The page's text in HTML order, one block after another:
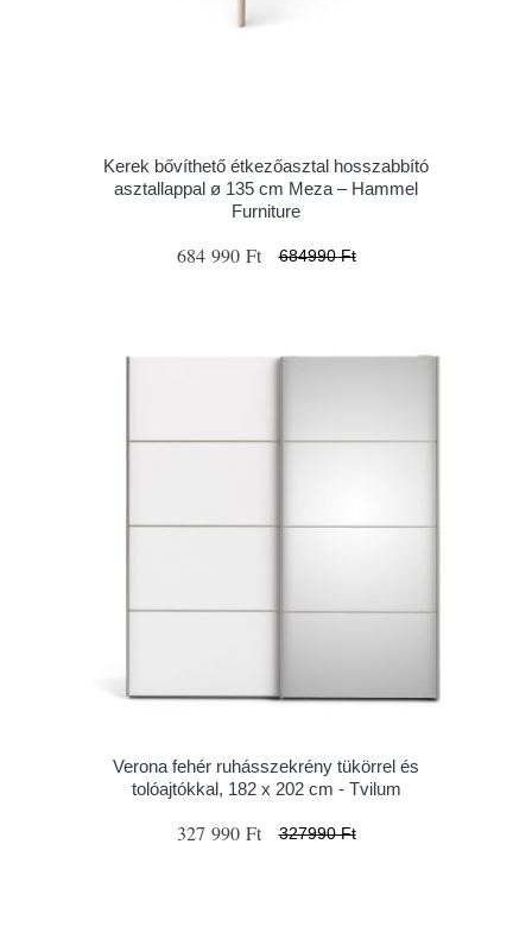
Kerek bővíthető étkezőasztal hosszabbító
asztallappal ø 135 cm Meza – Hammel
Furniture
684 990 Ft 684990 Ft
Verona fehér ruhásszekrény tükörrel és
tolóajtókkal, 182 x 202 cm - Tvilum
327 990 Ft 327990 Ft